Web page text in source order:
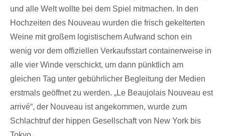
und alle Welt wollte bei dem Spiel mitmachen. In den
Hochzeiten des Nouveau wurden die frisch gekelterten
Weine mit großem logistischem Aufwand schon ein
wenig vor dem offiziellen Verkaufsstart containerweise in
alle vier Winde verschickt, um dann pünktlich am
gleichen Tag unter gebührlicher Begleitung der Medien
erstmals geöffnet zu werden. „Le Beaujolais Nouveau est
arrivé“, der Nouveau ist angekommen, wurde zum
Schlachtruf der hippen Gesellschaft von New York bis